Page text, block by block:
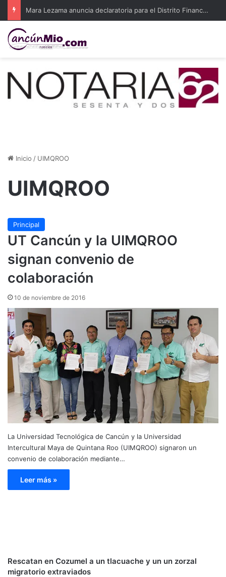
Mara Lezama anuncia declaratoria para el Distrito Financiero y Tecnológico de Cancún
Inicio / UIMQROO
UIMQROO
Principal
UT Cancún y la UIMQROO
signan convenio de
colaboración
10 de noviembre de 2016
La Universidad Tecnológica de Cancún y la Universidad
Intercultural Maya de Quintana Roo (UIMQROO) signaron un
convenio de colaboración mediante…
Leer más »
Rescatan en Cozumel a un tlacuache y un un zorzal
migratorio extraviados